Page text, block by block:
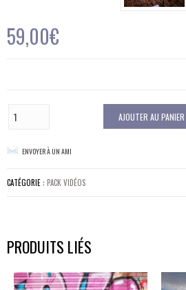
59,00€
de
de
2
de
AJOUTER AU PANIER
ENVOYER À UN AMI
CATÉGORIE : PACK VIDÉOS
PRODUITS LIÉS